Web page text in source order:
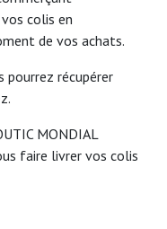
colis en
de vos achats.
pourrez récupérer
MONDIAL
faire livrer vos colis